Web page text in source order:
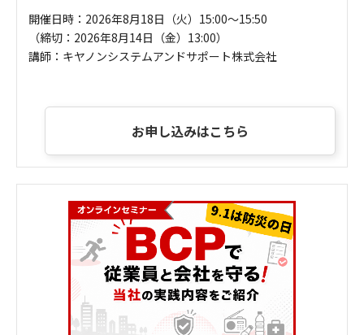
開催日時：2026年8月18日（火）15:00～15:50
（締切：2026年8月14日（金）13:00）
講師：キヤノンシステムアンドサポート株式会社
お申し込みはこちら